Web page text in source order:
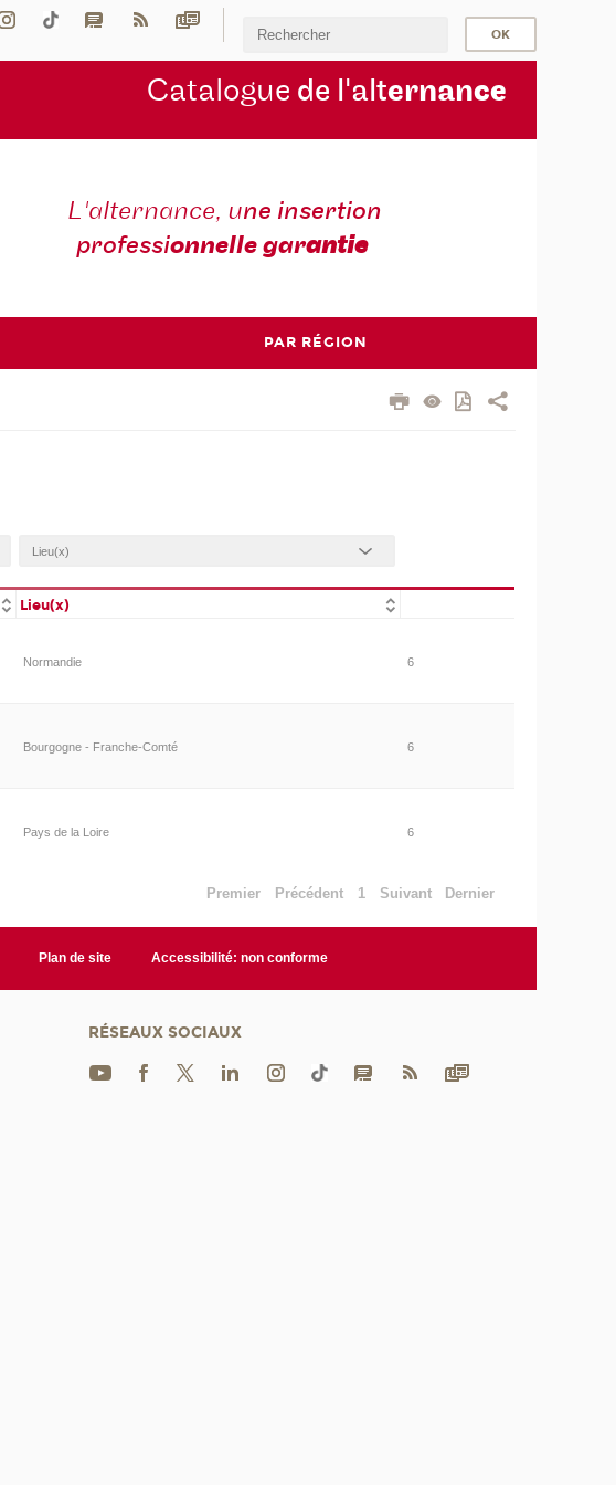
Catalogue de l'alternance
L'alternance, une insertion
professionnelle garantie
PAR RÉGION
Lieu(x)
Normandie 6
Bourgogne - Franche-Comté 6
Pays de la Loire 6
Premier Précédent 1 Suivant Dernier
Plan de site Accessibilité: non conforme
RÉSEAUX SOCIAUX